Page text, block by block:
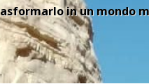
in un mondo